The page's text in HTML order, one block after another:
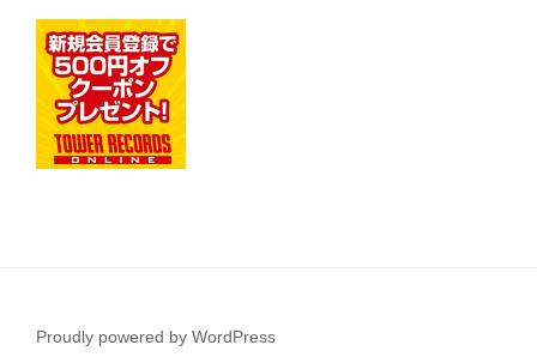
Proudly powered by WordPress